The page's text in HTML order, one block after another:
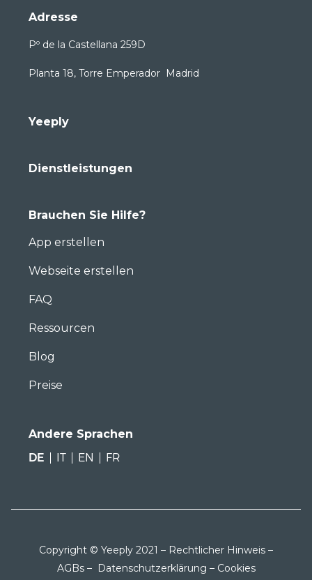
Adresse
Pº de la Castellana 259D
Planta 18, Torre Emperador Madrid
Yeeply
Dienstleistungen
Brauchen Sie Hilfe?
App erstellen
Webseite erstellen
FAQ
Ressourcen
Blog
Preise
Andere Sprachen
DE
IT EN FR
Copyright © Yeeply 2021 – Rechtlicher Hinweis –
AGBs– Datenschutzerklärung – Cookies